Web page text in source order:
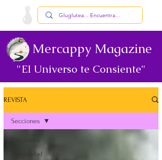
Mercappy Magazine
"El Universo te Consiente"
REVISTA
Mentalidad
Secciones